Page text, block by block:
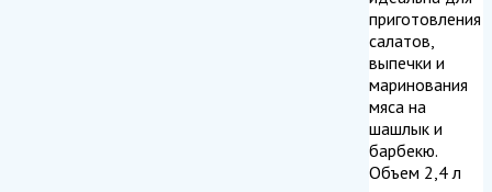
приготовления
салатов,
выпечки и
маринования
мяса на
шашлык и
барбекю.
Объем 2,4 л